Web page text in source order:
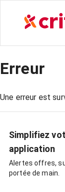
Erreur
Une erreur est
Simplifiez
application
Alertes offres,
portée de main.